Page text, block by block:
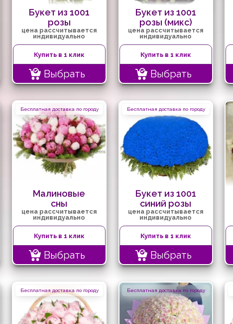
Букет из 1001
розы
цена рассчитывается
индивидуально
Купить в 1 клик
Выбрать
Букет из 1001
розы (микс)
цена рассчитывается
индивидуально
Купить в 1 клик
Выбрать
Бесплатная доставка по городу
Малиновые
сны
цена рассчитывается
индивидуально
Купить в 1 клик
Выбрать
Бесплатная доставка по городу
Букет из 1001
синий розы
цена рассчитывается
индивидуально
Купить в 1 клик
Выбрать
Бесплатная доставка по городу Бесплатная доставка по городу